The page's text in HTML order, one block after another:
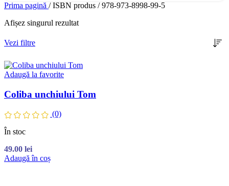
Prima pagină / ISBN produs / 978-973-8998-99-5
Afișez singurul rezultat
Vezi filtre
Adaugă la favorite
Coliba unchiului Tom
(0)
În stoc
49.00 lei
Adaugă în coș